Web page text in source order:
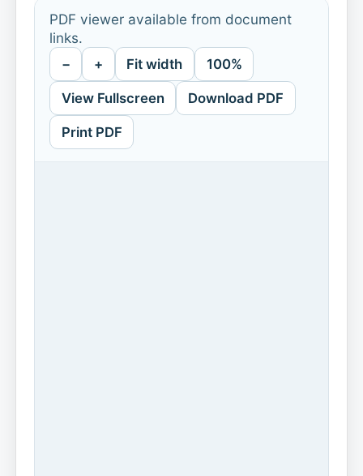
PDF viewer available from document
links.
− + Fit width 100%
View Fullscreen Download PDF
Print PDF